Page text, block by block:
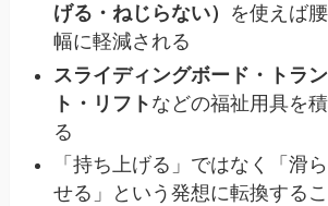
げる・ねじらない） を使えば
幅に軽減される
スライディングボード・トラ
ト・リフト などの福祉用具を
る
「持ち上げる」ではなく「滑
せる」という発想に転換する